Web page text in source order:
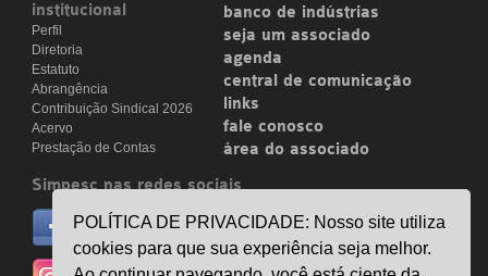
institucional
Perfil
Diretoria
Estatuto
Abrangência
Contribuição Sindical 2026
Acervo
Prestação de Contas
banco de indústrias
seja um associado
agenda
central de comunicação
links
fale conosco
área do associado
Simpesc nas redes sociais
no facebook
/simpesc
no instagram
POLÍTICA DE PRIVACIDADE: Nosso site utiliza
cookies para que sua experiência seja melhor.